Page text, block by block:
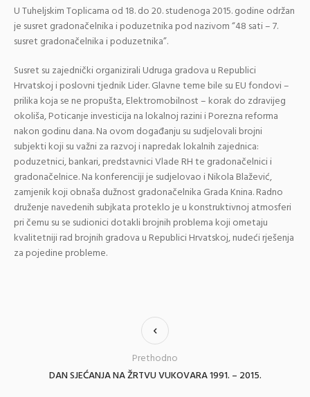
U Tuheljskim Toplicama od 18. do 20. studenoga 2015. godine održan
je susret gradonačelnika i poduzetnika pod nazivom “48 sati – 7.
susret gradonačelnika i poduzetnika”.
Susret su zajednički organizirali Udruga gradova u Republici
Hrvatskoj i poslovni tjednik Lider. Glavne teme bile su EU fondovi –
prilika koja se ne propušta, Elektromobilnost – korak do zdravijeg
okoliša, Poticanje investicija na lokalnoj razini i Porezna reforma
nakon godinu dana. Na ovom događanju su sudjelovali brojni
subjekti koji su važni za razvoj i napredak lokalnih zajednica:
poduzetnici, bankari, predstavnici Vlade RH te gradonačelnici i
gradonačelnice. Na konferenciji je sudjelovao i Nikola Blažević,
zamjenik koji obnaša dužnost gradonačelnika Grada Knina. Radno
druženje navedenih subjkata proteklo je u konstruktivnoj atmosferi
pri čemu su se sudionici dotakli brojnih problema koji ometaju
kvalitetniji rad brojnih gradova u Republici Hrvatskoj, nudeći rješenja
za pojedine probleme.
DAN SJEĆANJA NA ŽRTVU VUKOVARA 1991. – 2015.
Prethodno